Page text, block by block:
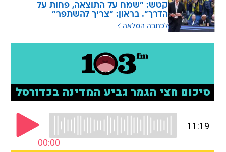
קטש: "שמח על התוצאה, פחות על
הדרך". בראון: "צריך להשתפר"
לכתבה המלאה